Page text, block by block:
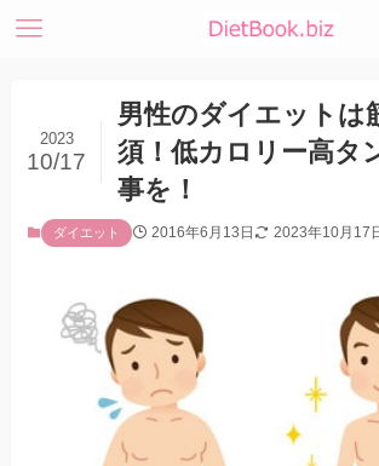
男性のダイエットは
須！低カロリー高タ
事を！
2023
10/17
ダイエット 2016年6月13日 2023年10月17